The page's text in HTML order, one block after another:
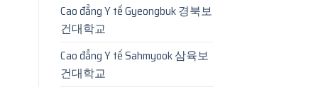
Cao đẳng Y tế Gyeongbuk 경북보
건대학교
Cao đẳng Y tế Sahmyook 삼육보
건대학교